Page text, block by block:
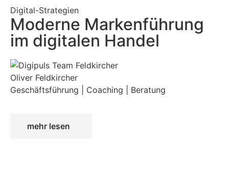
Digital-Strategien
Moderne Markenführung
im digitalen Handel
Oliver Feldkircher
Geschäftsführung | Coaching | Beratung
mehr lesen